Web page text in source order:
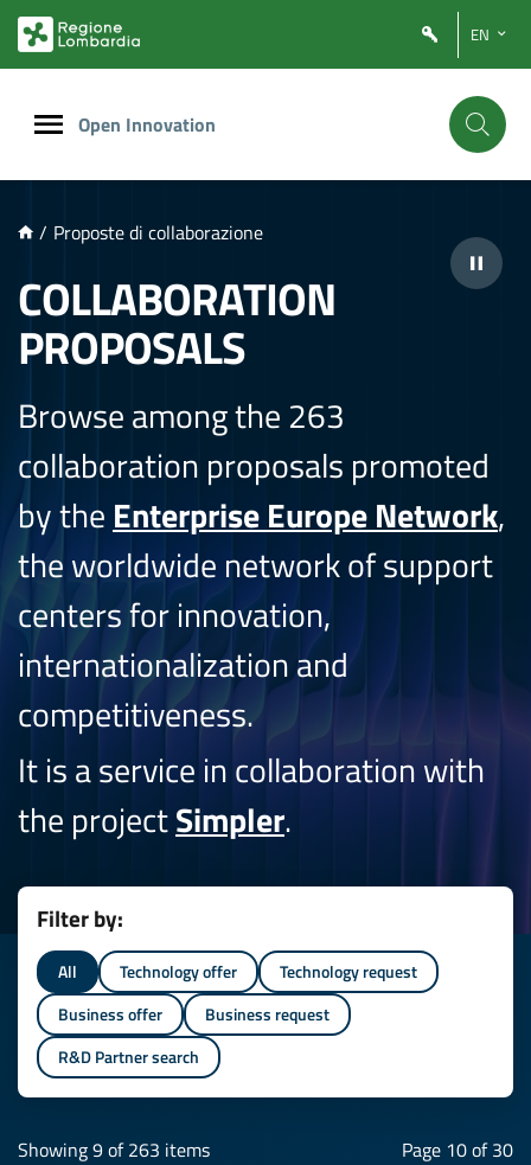
PRINCIPALE
EN
Open Innovation
/ Proposte di collaborazione
COLLABORATION
PROPOSALS
Browse among the 263
collaboration proposals promoted
by the Enterprise Europe Network,
the worldwide network of support
centers for innovation,
internationalization and
competitiveness.
It is a service in collaboration with
the projectSimpler.
Filter by:
All Technology offer
Technology request
Business offer
Business request
R&D Partner search
Showing 9 of 263 items Page 10 of 30